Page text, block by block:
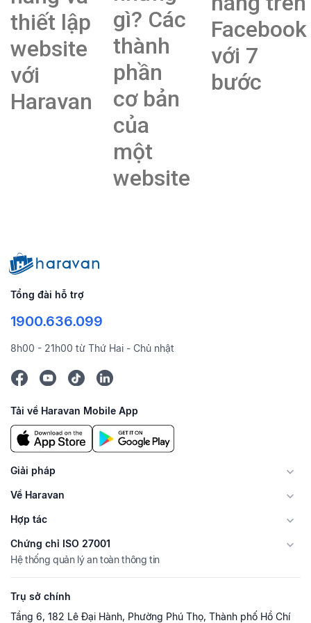
thiết lập
website
với
Haravan
gì? Các
thành
phần
cơ bản
của
một
website
Facebook
với 7
bước
Tổng đài hỗ trợ
1900.636.099
8h00 - 21h00 từ Thứ Hai - Chủ nhật
Tải về Haravan Mobile App
Giải pháp
Về Haravan
Hợp tác
Chứng chỉ ISO 27001
Hệ thống quản lý an toàn thông tin
Trụ sở chính
Tầng 6, 182 Lê Đại Hành, Phường Phú Thọ, Thành phố Hồ Chí